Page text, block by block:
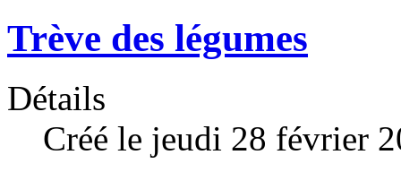
Trève des légumes
Détails
Créé le jeudi 28 février